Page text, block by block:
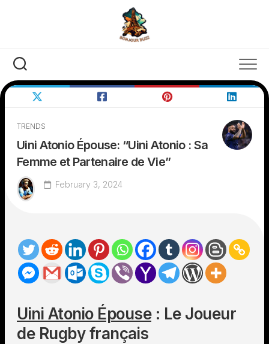
TRENDS
Uini Atonio Épouse: “Uini Atonio : Sa
Femme et Partenaire de Vie”
February 3, 2024
Uini Atonio Épouse: Le Joueur
de Rugby français